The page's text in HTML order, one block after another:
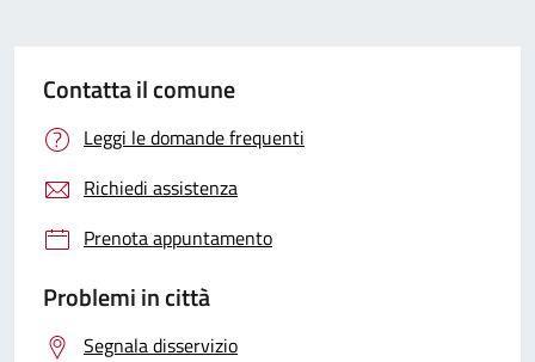
Contatta il comune
Leggi le domande frequenti
Richiedi assistenza
Prenota appuntamento
Problemi in città
Segnala disservizio